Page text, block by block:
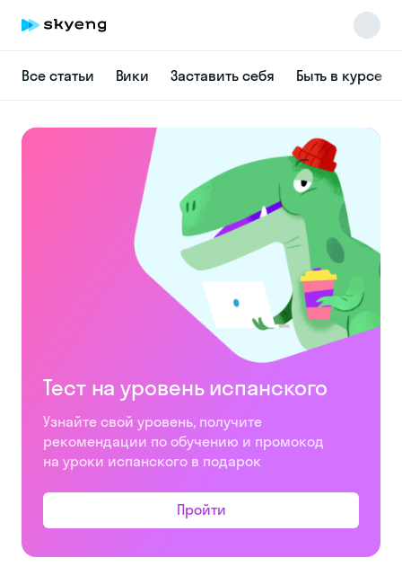
Все статьи Вики Заставить себя Быть в курсе
Тест на уровень испанского
Узнайте свой уровень, получите
рекомендации по обучению и промокод
на уроки испанского в подарок
Пройти